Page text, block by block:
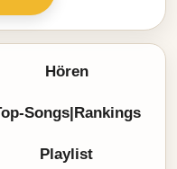
Hören
Songs|Rankings
Playlist